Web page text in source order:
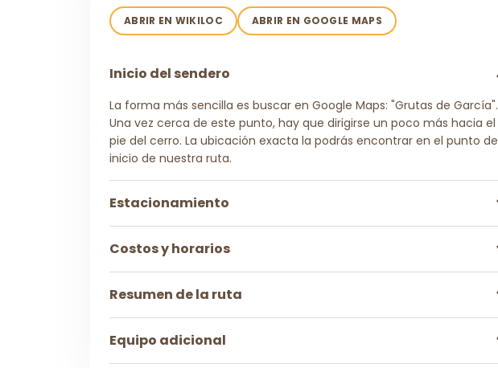
ABRIR EN WIKILOC ABRIR EN GOOGLE MAPS
Inicio del sendero
La forma más sencilla es buscar en Google Maps: "Grutas de García".
Una vez cerca de este punto, hay que dirigirse un poco más hacia el
pie del cerro. La ubicación exacta la podrás encontrar en el punto de
inicio de nuestra ruta.
Estacionamiento
Costos y horarios
Resumen de la ruta
Equipo adicional